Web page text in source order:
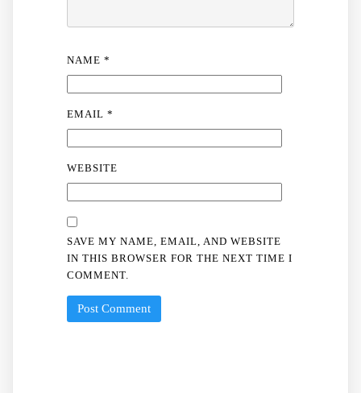
NAME *
EMAIL *
WEBSITE
SAVE MY NAME, EMAIL, AND WEBSITE
IN THIS BROWSER FOR THE NEXT TIME I
COMMENT.